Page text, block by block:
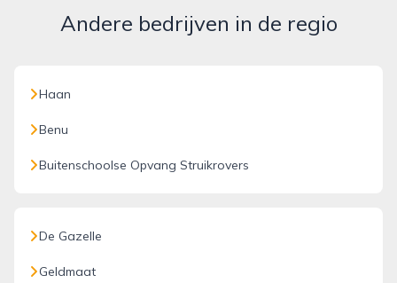
Andere bedrijven in de regio
Haan
Benu
Buitenschoolse Opvang Struikrovers
De Gazelle
Geldmaat